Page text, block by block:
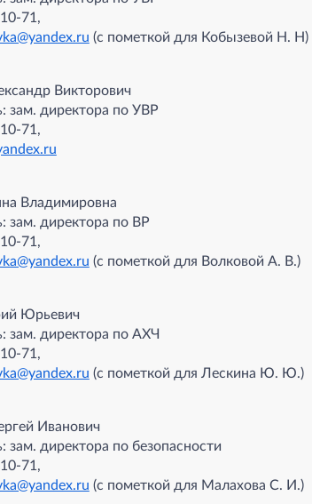
71,
(с пометкой для Кобызевой Н. Н)
Викторович
зам. директора по УВР
71,
Владимировна
зам. директора по ВР
71,
(с пометкой для Волковой А. В.)
Юрьевич
зам. директора по АХЧ
71,
(с пометкой для Лескина Ю. Ю.)
Иванович
директора по безопасности
71,
(с пометкой для Малахова С. И.)